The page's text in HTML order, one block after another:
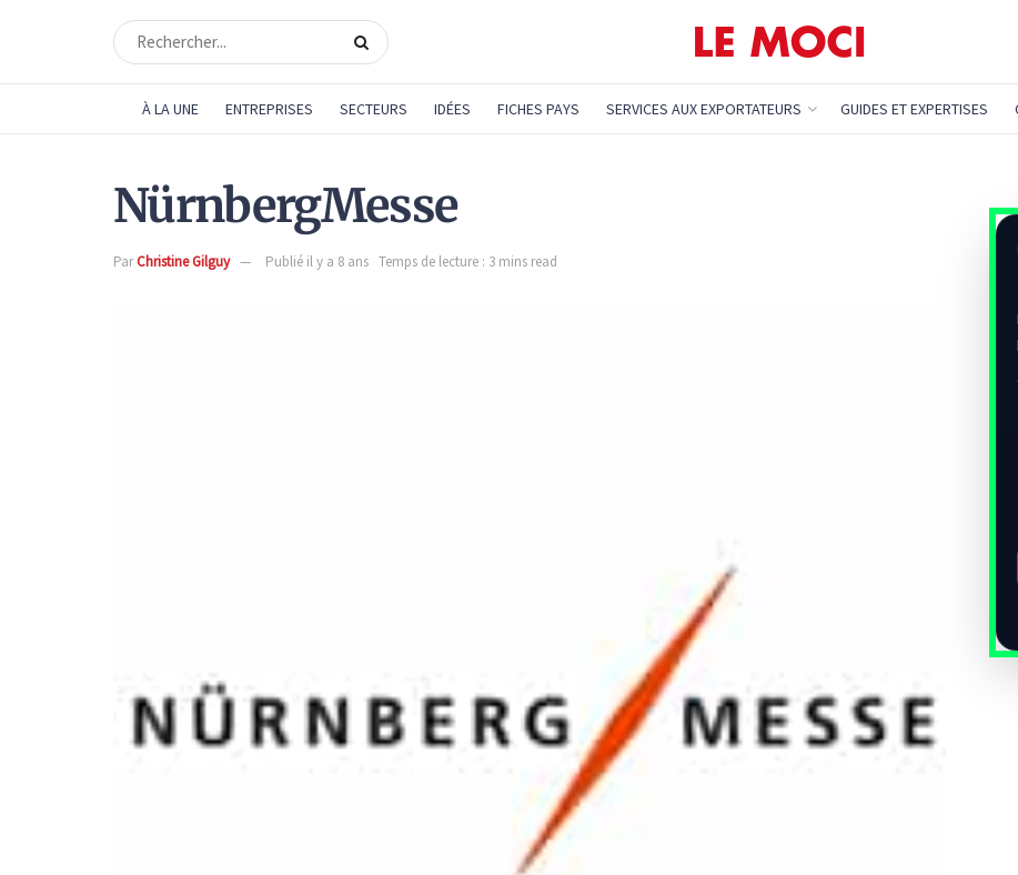
À LA UNE ENTREPRISES SECTEURS IDÉES FICHES PAYS SERVICES AUX EXPORTATEURS GUIDES ET EXPERTISES
NürnbergMesse
ParChristine Gilguy Publié il y a 8 ans Temps de lecture : 3 mins read